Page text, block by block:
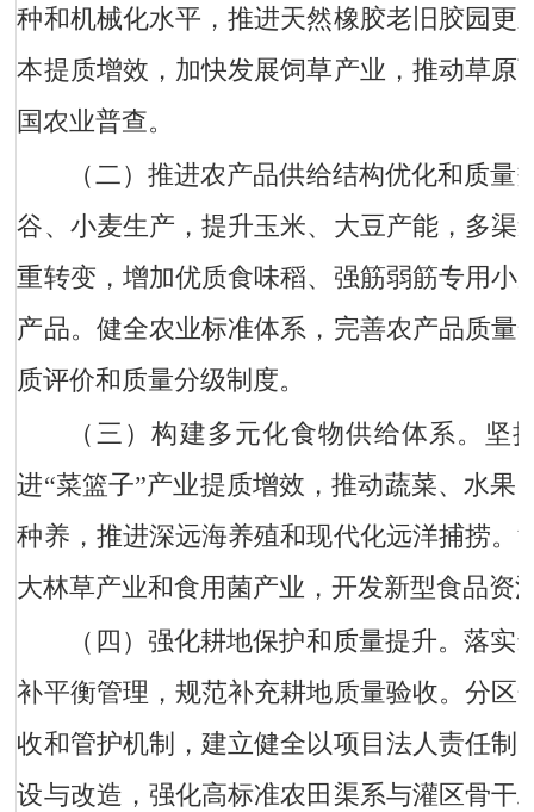
种和机械化水平，推进天然橡胶老旧胶园
本提质增效，加快发展饲草产业，推动草
国农业普查。
（二）推进农产品供给结构优化和质量
谷、小麦生产，提升玉米、大豆产能，多
重转变，增加优质食味稻、强筋弱筋专用
产品。健全农业标准体系，完善农产品质
质评价和质量分级制度。
（三）构建多元化食物供给体系。 坚
进“菜篮子”产业提质增效，推动蔬菜、水
种养，推进深远海养殖和现代化远洋捕捞
大林草产业和食用菌产业，开发新型食品资
（四）强化耕地保护和质量提升。落实
补平衡管理，规范补充耕地质量验收。分
收和管护机制，建立健全以项目法人责任
设与改造，强化高标准农田渠系与灌区骨